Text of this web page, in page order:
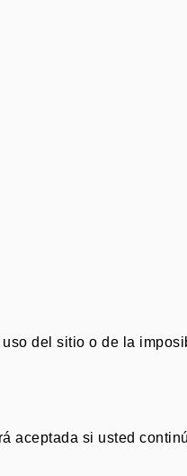
del sitio o de la
aceptada si usted